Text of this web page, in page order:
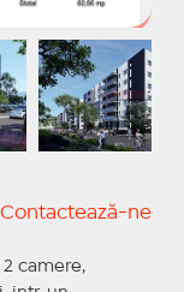
Contactează-ne
camere,